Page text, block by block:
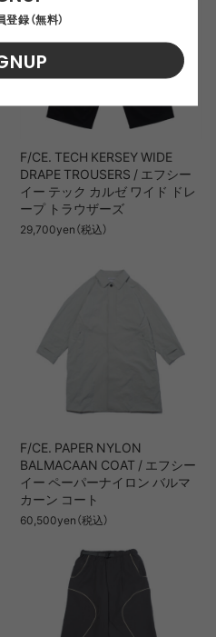
F/CE. TECH KERSEY WIDE
DRAPE TROUSERS / エフシー
イー テック カルゼ ワイド ドレ
ープ トラウザーズ
29,700yen（税込）
F/CE. PAPER NYLON
BALMACAAN COAT / エフシー
イー ペーパーナイロン バルマ
カーン コート
60,500yen（税込）
録（無料）